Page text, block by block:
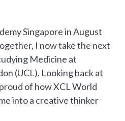
Singapore in August
I now take the next
Medicine at
(UCL). Looking back at
of how XCL World
into a creative thinker